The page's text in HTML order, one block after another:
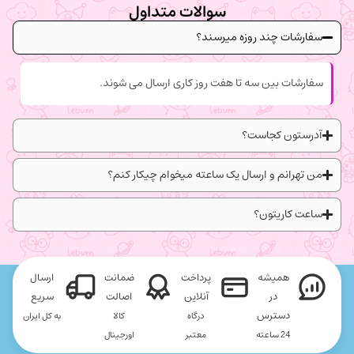
سوالات متداول
سفارشات چند روزه میرسند؟
سفارشات بین سه تا هفت روز کاری ارسال می شوند.
آدرستون کجاست؟
من تهرانم و ارسال یک ساعته میخوام چیکار کنم؟
ساعت کاریتون؟
همیشه
در
دسترس
24 ساعته
پرداخت
آنلاین
درگاه
معتبر
ضمانت
اصالت
کالا
اورجینال
ارسال
سریع
به کل ایران